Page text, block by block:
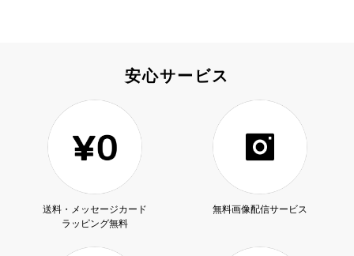
尚、胡蝶蘭をラッピングする包装紙やリボンのお色味は
掲載写真よりお選びいただけます。
備考欄へご希望のお色味の記載がない場合、お供え用の
落ち着いたカラーをランダムに組み合わせいたしますの
で予めご了承ください。
安心サービス
送料・メッセージカード
ラッピング無料
無料画像配信サービス